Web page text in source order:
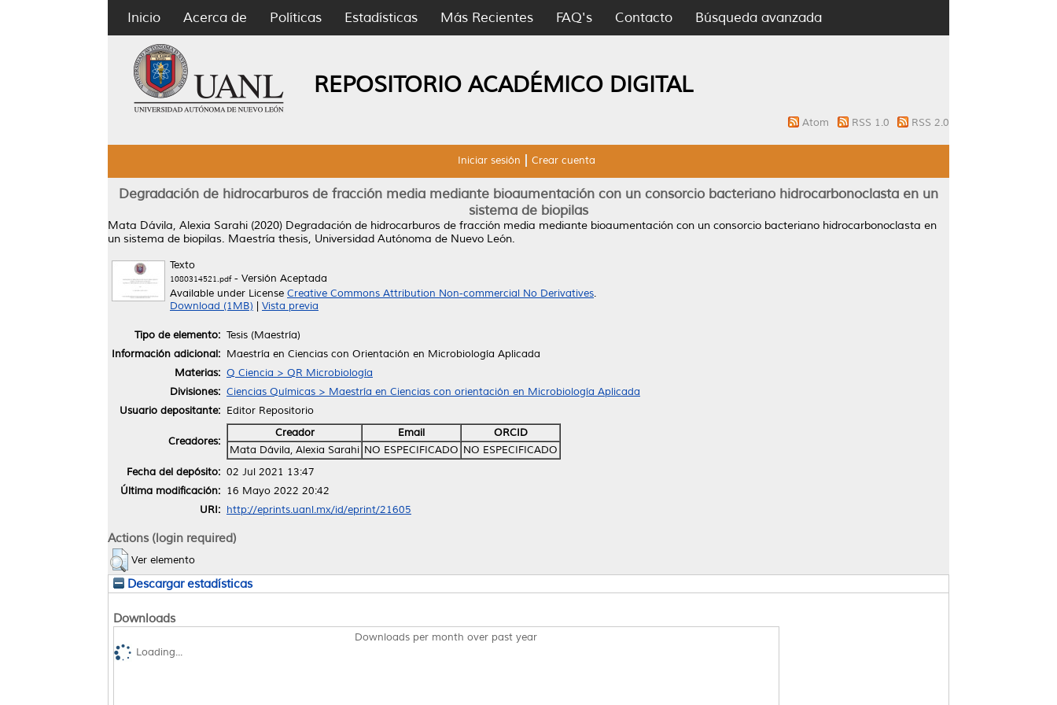
Inicio Acerca de Políticas Estadísticas Más Recientes FAQ's Contacto Búsqueda avanzada
REPOSITORIO ACADÉMICO DIGITAL
Atom RSS 1.0 RSS 2.0
Iniciar sesión Crear cuenta
Degradación de hidrocarburos de fracción media mediante bioaumentación con un consorcio bacteriano hidrocarbonoclasta en un
sistema de biopilas
Mata Dávila, Alexia Sarahi (2020) Degradación de hidrocarburos de fracción media mediante bioaumentación con un consorcio bacteriano hidrocarbonoclasta en
un sistema de biopilas. Maestría thesis, Universidad Autónoma de Nuevo León.
Texto
1080314521.pdf- Versión Aceptada
Available under License Creative Commons Attribution Non-commercial No Derivatives.
Download (1MB)
Vista previa
Tipo de elemento: Tesis (Maestría)
Información adicional: Maestría en Ciencias con Orientación en Microbiología Aplicada
Materias: Q Ciencia > QR Microbiología
Divisiones: Ciencias Químicas > Maestría en Ciencias con orientación en Microbiología Aplicada
Usuario depositante: Editor Repositorio
Creadores:
Creador Email
ORCID
Mata Dávila, Alexia Sarahi NO ESPECIFICADO NO ESPECIFICADO
Fecha del depósito: 02 Jul 2021 13:47
Última modificación: 16 Mayo 2022 20:42
URI: http://eprints.uanl.mx/id/eprint/21605
Actions (login required)
Ver elemento
Descargar estadísticas
Downloads
Downloads per month over past year
Loading...